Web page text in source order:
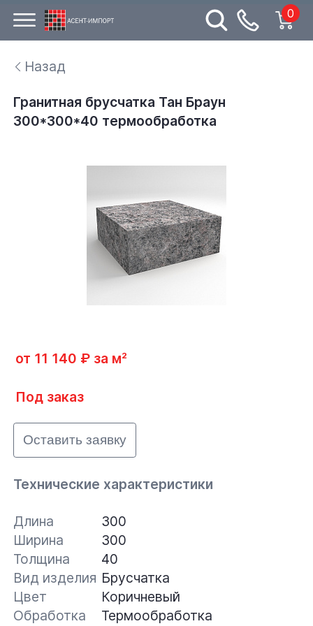
0
Назад
Гранитная брусчатка Тан Браун
300*300*40 термообработка
от 11 140 ₽ за м²
Под заказ
Оставить заявку
Технические характеристики
Длина
300
Ширина
300
Толщина
40
Вид изделия Брусчатка
Цвет
Коричневый
Обработка
Термообработка